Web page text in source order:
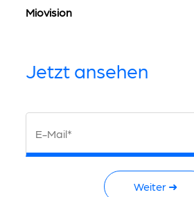
Miovision
Jetzt ansehen
E-Mail*
Weiter ➜